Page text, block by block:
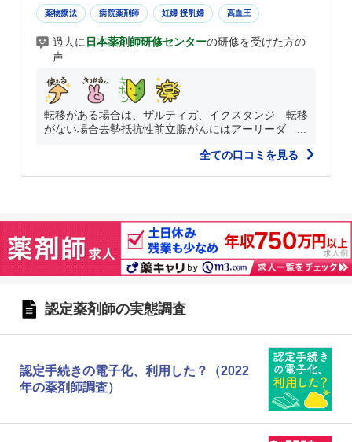
薬物療法 病院薬剤師 妊婦 授乳婦 高血圧
過去に 日本薬剤師研修センターの研修を受けた方の
声
転移がある場合は、ザルティガ、イクスタンジ 転移
がない場合去勢抵抗性前立腺がんにはアーリーダ ...
全ての口コミを見る
認定薬剤師の実態調査
認定手続きの電子化、利用した？（2022
年の薬剤師調査）